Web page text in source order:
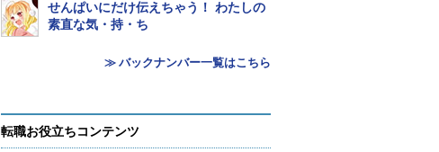
せんぱいにだけ伝えちゃう！ わたしの
素直な気・持・ち
≫ バックナンバー一覧はこちら
転職お役立ちコンテンツ